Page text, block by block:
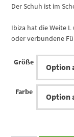
Der Schuh ist im
Ibiza hat die Weite
oder verbundene
Größe
Farbe